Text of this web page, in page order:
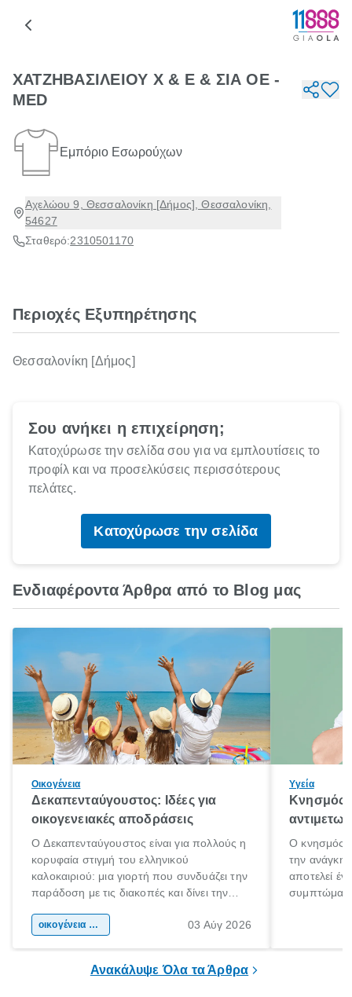
ΧΑΤΖΗΒΑΣΙΛΕΙΟΥ Χ & Ε & ΣΙΑ ΟΕ -
MED
Εμπόριο Εσωρούχων
Αχελώου 9, Θεσσαλονίκη [Δήμος], Θεσσαλονίκη,
54627
Σταθερό:2310501170
Περιοχές Εξυπηρέτησης
Θεσσαλονίκη [Δήμος]
Σου ανήκει η επιχείρηση;
Κατοχύρωσε την σελίδα σου για να εμπλουτίσεις το
προφίλ και να προσελκύσεις περισσότερους
πελάτες.
Κατοχύρωσε την σελίδα
Ενδιαφέροντα Άρθρα από το Blog μας
Οικογένεια
Δεκαπενταύγουστος: Ιδέες για
οικογενειακές αποδράσεις
Ο Δεκαπενταύγουστος είναι για πολλούς η
κορυφαία στιγμή του ελληνικού
καλοκαιριού: μια γιορτή που συνδυάζει την
παράδοση με τις διακοπές και δίνει την
χώρας. Είτε πρόκειται για λίγες μέρες
οικογένεια & παιδί 03 Αύγ 2026
Υγεία
Κνησμός:
Ο κνησμός
την ανάγκη
αποτελεί
Ανακάλυψε Όλα τα Άρθρα